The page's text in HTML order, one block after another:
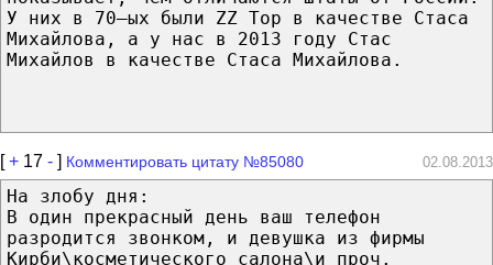
У них в 70–ых были ZZ Top в качестве Стаса
Михайлова, а у нас в 2013 году Стас
Михайлов в качестве Стаса Михайлова.
[+ 17 - ] Комментировать цитату №85080 02.08.2013
На злобу дня:
В один прекрасный день ваш телефон
разродится звонком, и девушка из фирмы
Кирби\косметического салона\и проч.